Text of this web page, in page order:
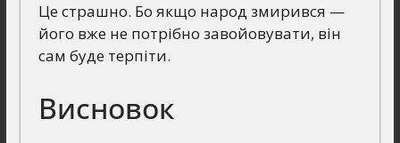
Це страшно. Бо якщо народ змирився —
його вже не потрібно завойовувати, він
сам буде терпіти.
Висновок